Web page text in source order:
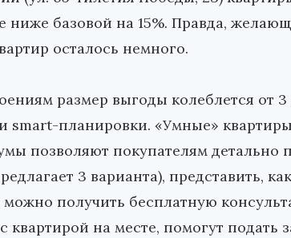
ниже базовой на 15%. Правда,
осталось немного.
размер выгоды колеблется от
smart-планировки. «Умные»
позволяют покупателям детально
3 варианта), представить,
получить бесплатную
квартирой на месте, помогут